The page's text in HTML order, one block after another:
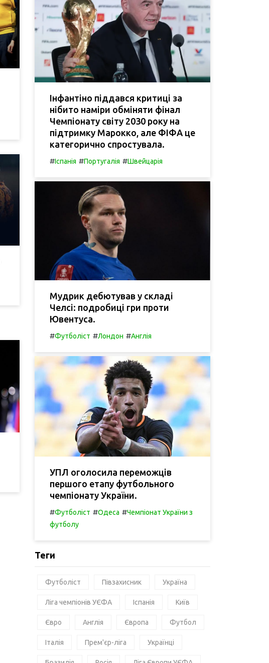
Інфантіно піддався критиці за
нібито наміри обміняти фінал
Чемпіонату світу 2030 року на
підтримку Марокко, але ФІФА це
категорично спростувала.
#Іспанія #Португалія #Швейцарія
Мудрик дебютував у складі
Челсі: подробиці гри проти
Ювентуса.
#Футболіст #Лондон #Англія
УПЛ оголосила переможців
першого етапу футбольного
чемпіонату України.
#Футболіст #Одеса #Чемпіонат України з
футболу
Теги
Футболіст Півзахисник Україна
Ліга чемпіонів УЄФА Іспанія Київ
Євро Англія Європа Футбол
Італія Прем'єр-ліга Українці